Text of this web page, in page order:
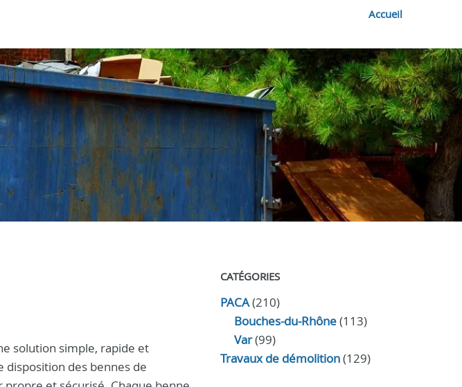
Accueil
solution simple, rapide et
disposition des bennes de
CATÉGORIES
PACA(210)
Bouches-du-Rhône(113)
Var(99)
Travaux de démolition(129)